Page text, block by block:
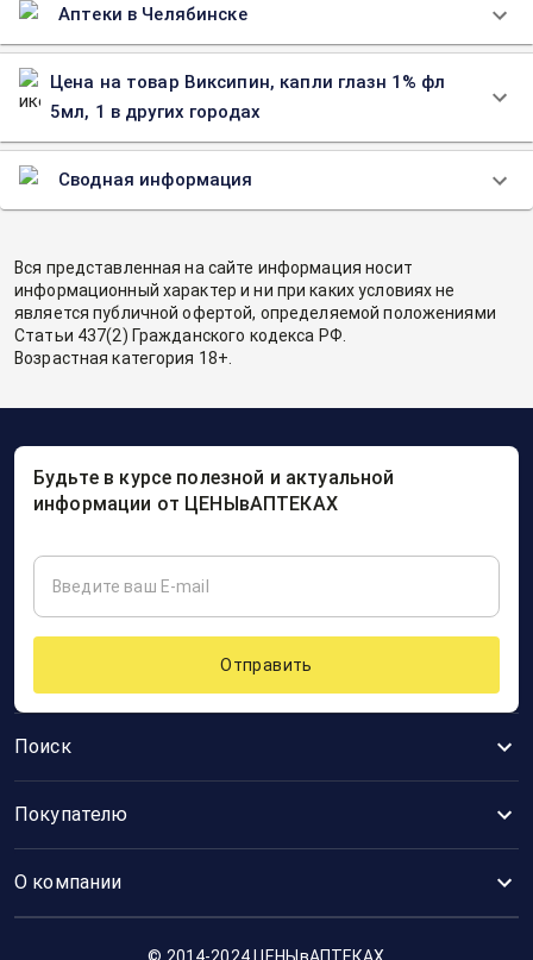
Аптеки в Челябинске
Цена на товар Виксипин, капли глазн 1% фл
5мл, 1 в других городах
Сводная информация
Вся представленная на сайте информация носит
информационный характер и ни при каких условиях не
является публичной офертой, определяемой положениями
Статьи 437(2) Гражданского кодекса РФ.
Возрастная категория 18+.
Поиск
Покупателю
О компании
Будьте в курсе полезной и актуальной
информации от ЦЕНЫвАПТЕКАХ
Отправить